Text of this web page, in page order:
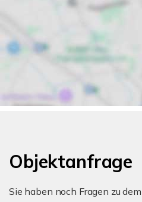
Objektanfrage
Sie haben noch Fragen zu